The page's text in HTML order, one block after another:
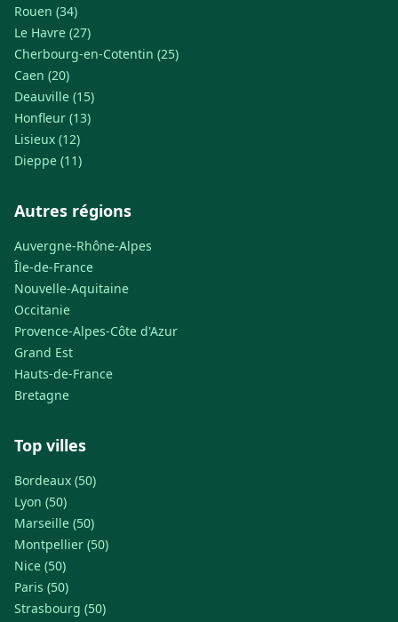
Rouen (34)
Le Havre (27)
Cherbourg-en-Cotentin (25)
Caen (20)
Deauville (15)
Honfleur (13)
Lisieux (12)
Dieppe (11)
Autres régions
Auvergne-Rhône-Alpes
Île-de-France
Nouvelle-Aquitaine
Occitanie
Provence-Alpes-Côte d'Azur
Grand Est
Hauts-de-France
Bretagne
Top villes
Bordeaux (50)
Lyon (50)
Marseille (50)
Montpellier (50)
Nice (50)
Paris (50)
Strasbourg (50)